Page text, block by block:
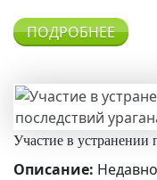
ПОДРОБНЕЕ
Участие в устранении
Описание: